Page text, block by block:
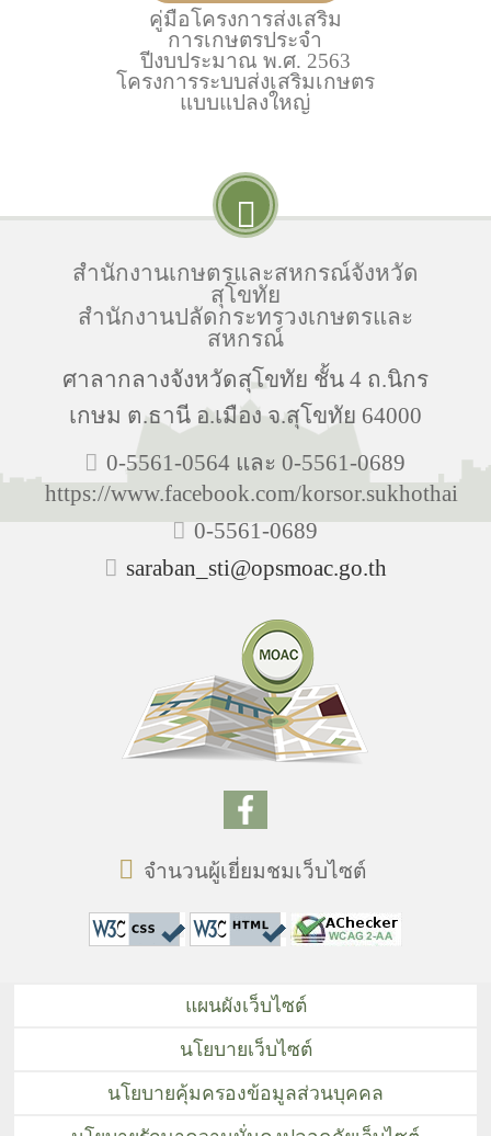
คู่มือโครงการส่งเสริม
การเกษตรประจำ
ปีงบประมาณ พ.ศ. 2563
โครงการระบบส่งเสริมเกษตร
แบบแปลงใหญ่
สำนักงานเกษตรและสหกรณ์จังหวัด
สุโขทัย
สำนักงานปลัดกระทรวงเกษตรและ
สหกรณ์
ศาลากลางจังหวัดสุโขทัย ชั้น 4 ถ.นิกร
เกษม ต.ธานี อ.เมือง จ.สุโขทัย 64000
0-5561-0564 และ 0-5561-0689
https://www.facebook.com/korsor.sukhothai
0-5561-0689
saraban_sti@opsmoac.go.th
จำนวนผู้เยี่ยมชมเว็บไซต์
แผนผังเว็บไซต์
นโยบายเว็บไซต์
นโยบายคุ้มครองข้อมูลส่วนบุคคล